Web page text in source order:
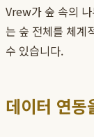
Vrew가 숲 속의
는 숲 전체를 체계
수 있습니다.
데이터 연동